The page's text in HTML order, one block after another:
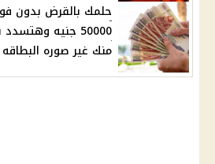
حلمك بالقرض بدون
50000 جنيه
منك غير صوره البطاقه